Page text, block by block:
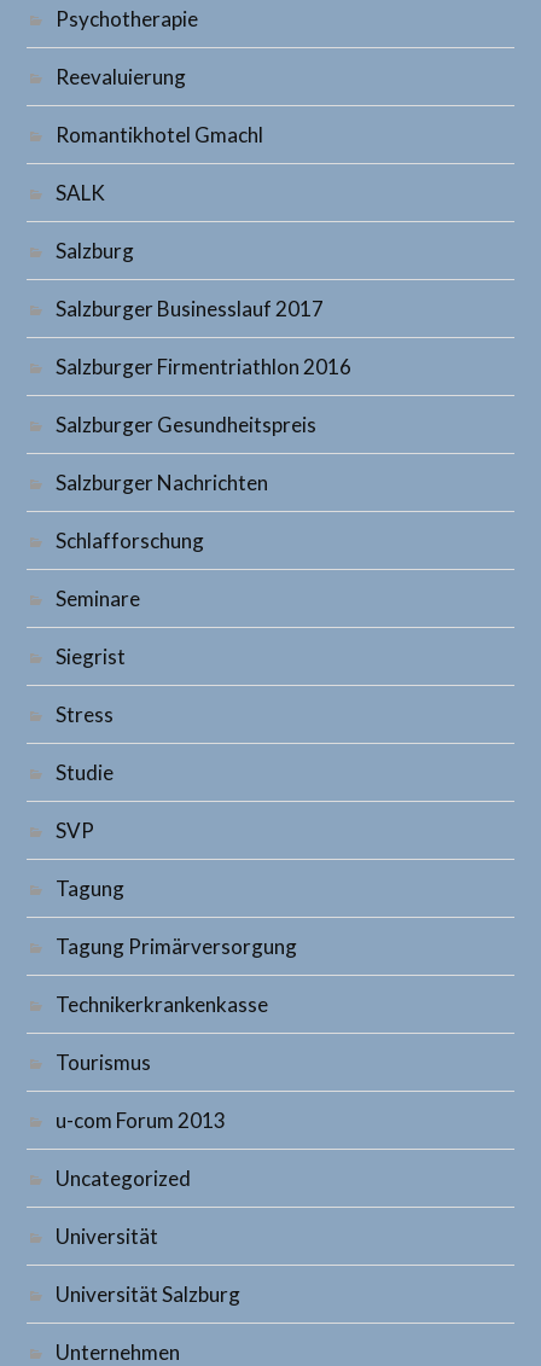
Psychotherapie
Reevaluierung
Romantikhotel Gmachl
SALK
Salzburg
Salzburger Businesslauf 2017
Salzburger Firmentriathlon 2016
Salzburger Gesundheitspreis
Salzburger Nachrichten
Schlafforschung
Seminare
Siegrist
Stress
Studie
SVP
Tagung
Tagung Primärversorgung
Technikerkrankenkasse
Tourismus
u-com Forum 2013
Uncategorized
Universität
Universität Salzburg
Unternehmen